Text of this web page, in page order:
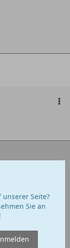
Seite?
Sie an